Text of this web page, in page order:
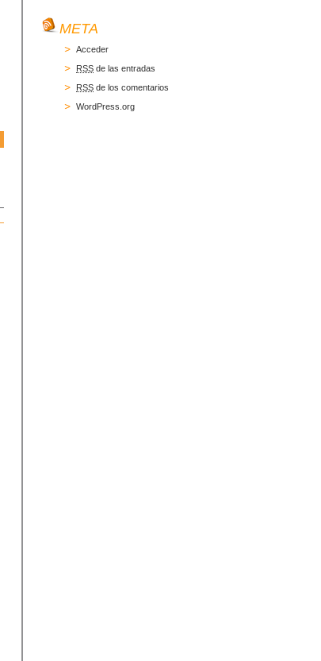
META
Acceder
RSS de las entradas
RSS de los comentarios
WordPress.org